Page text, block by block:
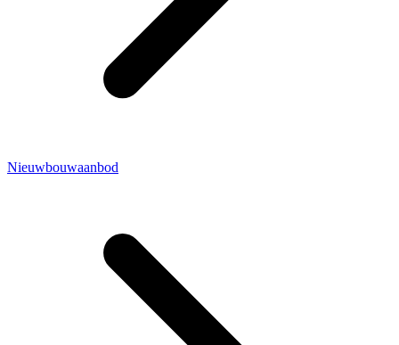
Nieuwbouwaanbod